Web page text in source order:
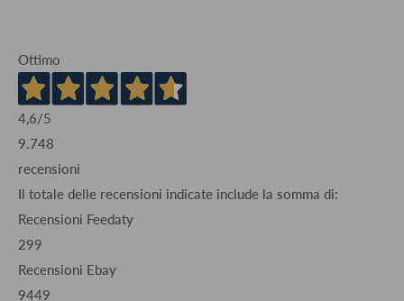
Ottimo
4,6/5
9.748
recensioni
Il totale delle recensioni indicate include la somma di:
Recensioni Feedaty
299
Recensioni Ebay
9449